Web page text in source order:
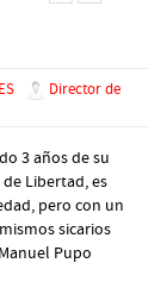
Director de
3 años de su
Libertad, es
pero con un
sicarios
Pupo